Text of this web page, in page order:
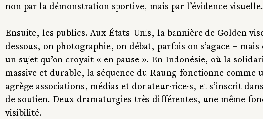
non par la démonstration sportive, mais par l’évidence visuelle.
Ensuite, les publics. Aux États-Unis, la bannière de Golden
dessous, on photographie, on débat, parfois on s’agace —
un sujet qu’on croyait « en pause ». En Indonésie, où la
massive et durable, la séquence du Raung fonctionne comme
agrège associations, médias et donateur·rice·s, et s’inscrit
de soutien. Deux dramaturgies très différentes, une même
visibilité.